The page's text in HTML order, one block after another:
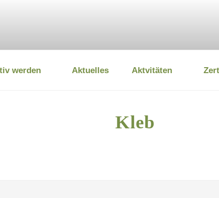
UMWELTSTIFTUNG
werden Aktuelles Aktvitäten
Kleb